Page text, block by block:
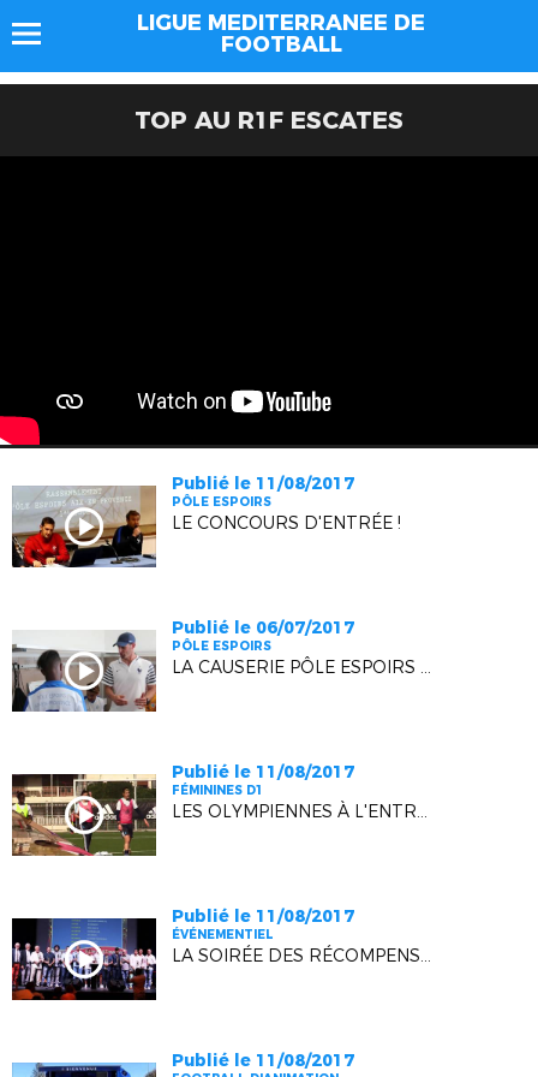
LIGUE MEDITERRANEE DE
FOOTBALL
TOP AU R1F ESCATES
Publié le 11/08/2017
PÔLE ESPOIRS
LE CONCOURS D'ENTRÉE !
Publié le 06/07/2017
PÔLE ESPOIRS
LA CAUSERIE PÔLE ESPOIRS - NICE U15
Publié le 11/08/2017
FÉMININES D1
LES OLYMPIENNES À L'ENTRAINEMENT
Publié le 11/08/2017
ÉVÉNEMENTIEL
LA SOIRÉE DES RÉCOMPENSES SE MET EN SEYNE !
Publié le 11/08/2017